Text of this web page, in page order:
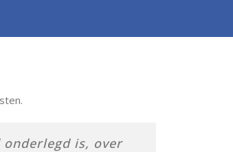
onderlegd is, over